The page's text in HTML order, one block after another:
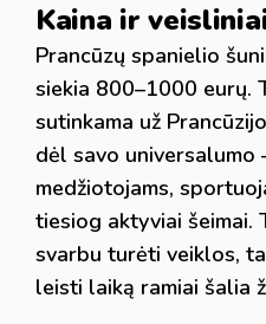
Kaina ir
Prancūzų spanielio
siekia 800–1000 eurų.
sutinkama už
dėl savo universalumo
medžiotojams,
tiesiog aktyviai šeimai.
svarbu turėti veiklos,
leisti laiką ramiai šalia